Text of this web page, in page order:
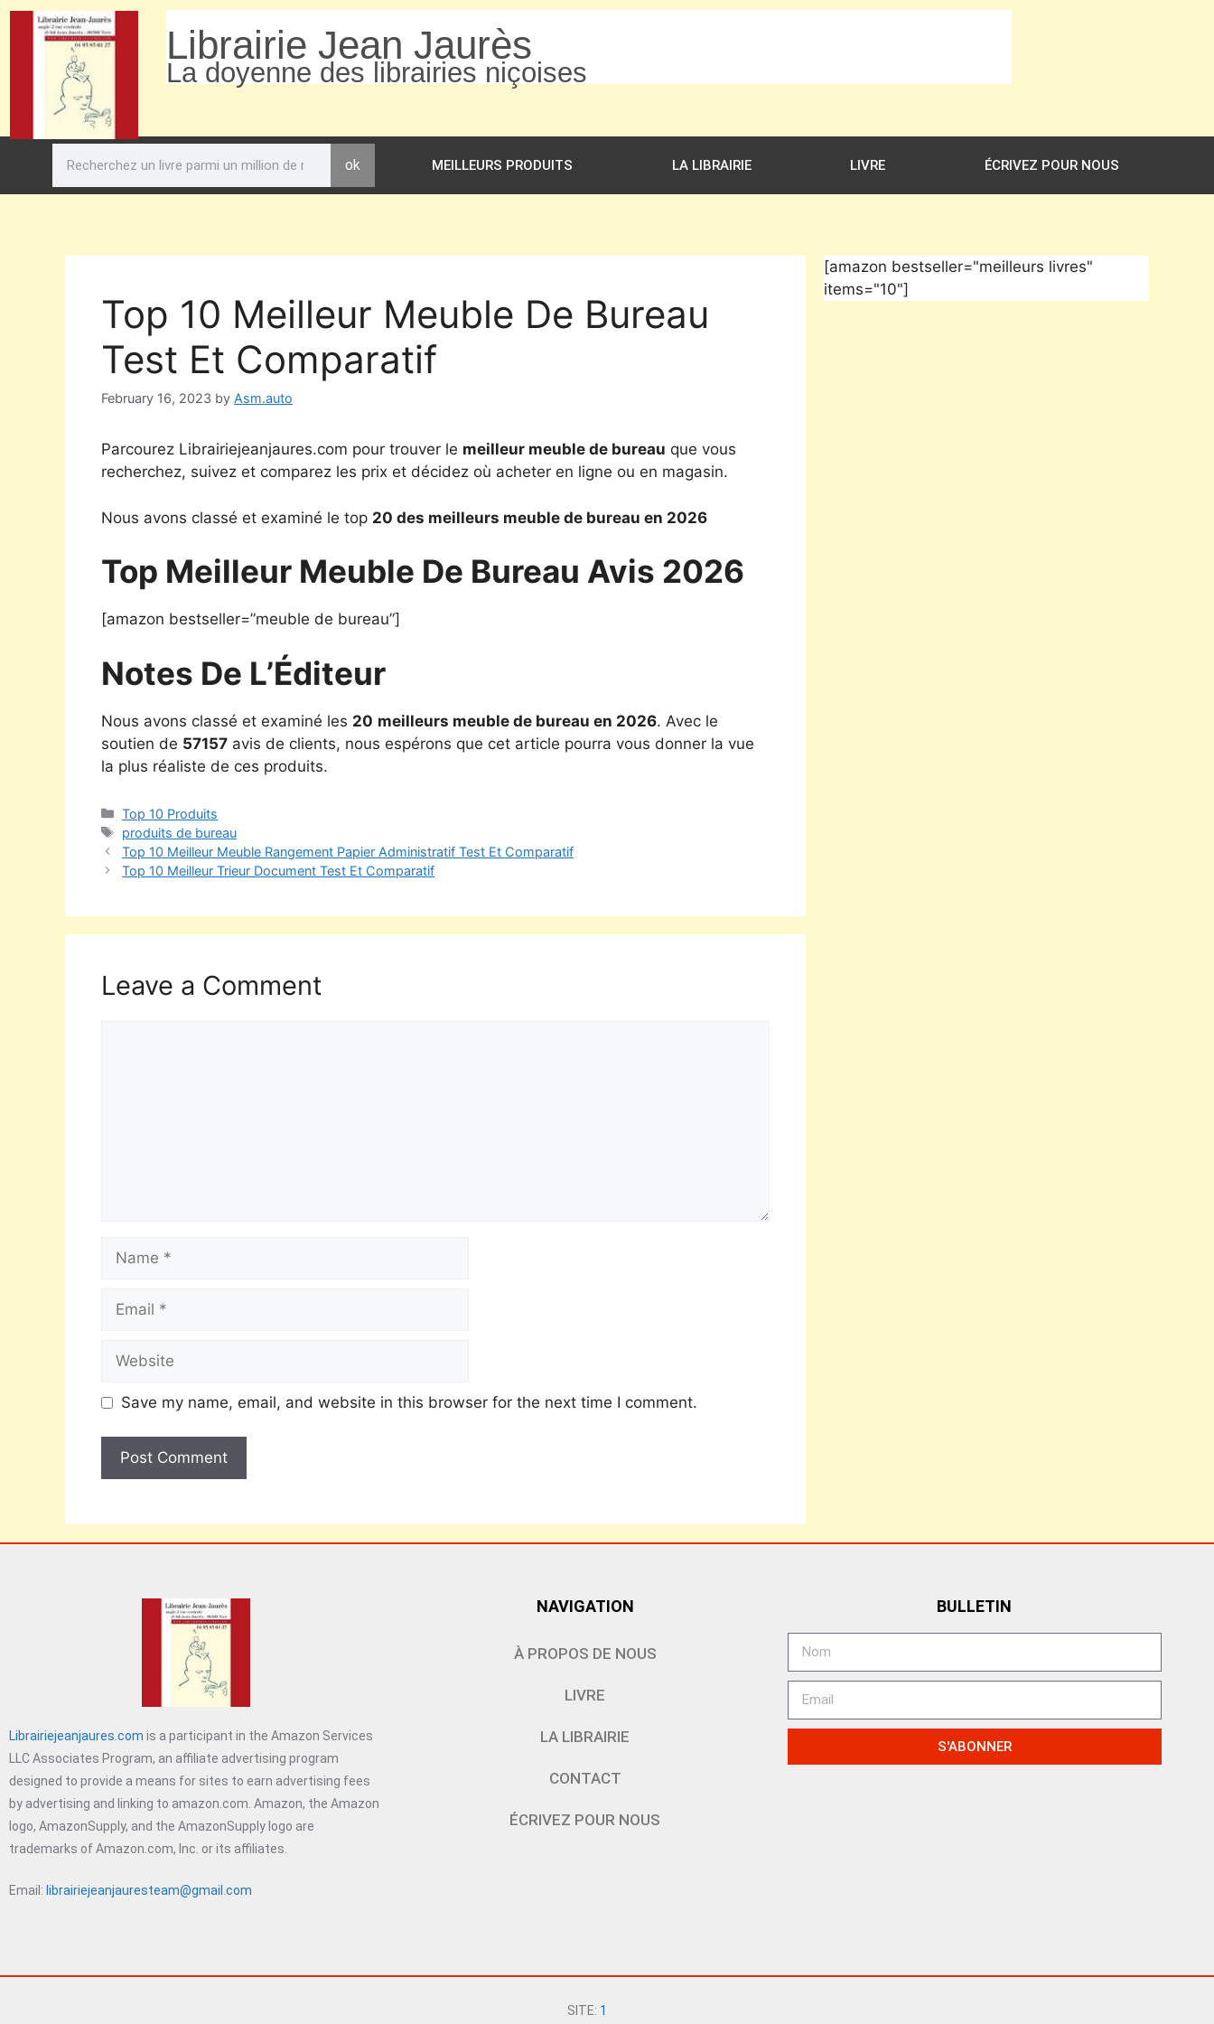
Librairie Jean Jaurès
La doyenne des librairies niçoises
ok MEILLEURS PRODUITS LA LIBRAIRIE LIVRE ÉCRIVEZ POUR NOUS
Top 10 Meilleur Meuble De Bureau
Test Et Comparatif
February 16, 2023 by Asm.auto
Parcourez Librairiejeanjaures.com pour trouver le meilleur meuble de bureau que vous
recherchez, suivez et comparez les prix et décidez où acheter en ligne ou en magasin.
Nous avons classé et examiné le top 20 des meilleurs meuble de bureau en 2026
Top Meilleur Meuble De Bureau Avis 2026
[amazon bestseller=”meuble de bureau”]
Notes De L’Éditeur
Nous avons classé et examiné les 20 meilleurs meuble de bureau en 2026. Avec le
soutien de 57157 avis de clients, nous espérons que cet article pourra vous donner la vue
la plus réaliste de ces produits.
Top 10 Produits
produits de bureau
Top 10 Meilleur Meuble Rangement Papier Administratif Test Et Comparatif
Top 10 Meilleur Trieur Document Test Et Comparatif
Leave a Comment
Save my name, email, and website in this browser for the next time I comment.
[amazon bestseller="meilleurs livres"
items="10"]
Librairiejeanjaures.com is a participant in the Amazon Services
LLC Associates Program, an affiliate advertising program
designed to provide a means for sites to earn advertising fees
by advertising and linking to amazon.com. Amazon, the Amazon
logo, AmazonSupply, and the AmazonSupply logo are
trademarks of Amazon.com, Inc. or its affiliates.
Email: librairiejeanjauresteam@gmail.com
NAVIGATION
À PROPOS DE NOUS
LIVRE
LA LIBRAIRIE
CONTACT
ÉCRIVEZ POUR NOUS
BULLETIN
S'ABONNER
SITE: 1